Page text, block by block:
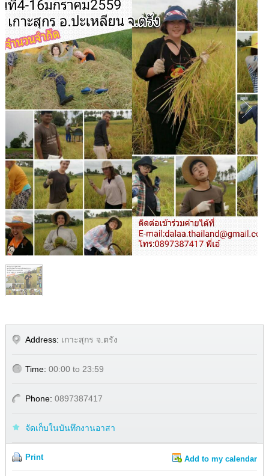
1/1
Address: เกาะสุกร จ.ตรัง
Time: 00:00 to 23:59
Phone: 0897387417
จัดเก็บในบันทึกงานอาสา
Print Add to my calendar